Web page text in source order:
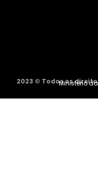
2023 © Todos osMinistério